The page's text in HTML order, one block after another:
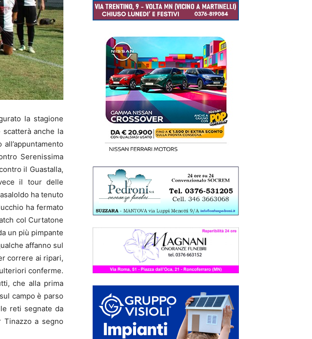
la stagione
anche la
Serenissima
il Guastalla,
il tour delle
ha tenuto
ha fermato
col Curtatone
un più pimpante
affanno sul
correre ai ripari,
conferme.
che alla prima
campo è parso
reti segnate da
Tinazzo a segno